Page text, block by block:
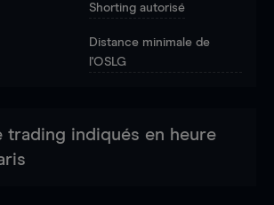
Shorting autorisé
Distance minimale de
l'OSLG
trading indiqués en heure